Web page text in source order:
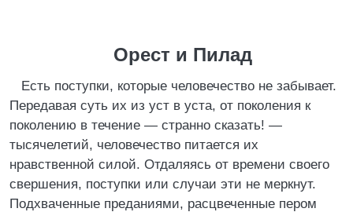
Орест и Пилад
Есть поступки, которые человечество не забывает.
Передавая суть их из уст в уста, от поколения к
поколению в течение — странно сказать! —
тысячелетий, человечество питается их
нравственной силой. Отдаляясь от времени своего
свершения, поступки или случаи эти не меркнут.
Подхваченные преданиями, расцвеченные пером